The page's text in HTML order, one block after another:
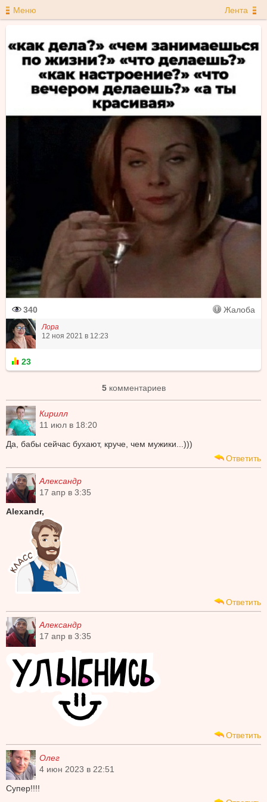
Меню Лента
340 Жалоба
Лора
12 ноя 2021 в 12:23
23
5 комментариев
Кирилл
11 июл в 18:20
Да, бабы сейчас бухают, круче, чем мужики...)))
Ответить
Александр
17 апр в 3:35
Alexandr,
Ответить
Александр
17 апр в 3:35
Ответить
Олег
4 июн 2023 в 22:51
Супер!!!!